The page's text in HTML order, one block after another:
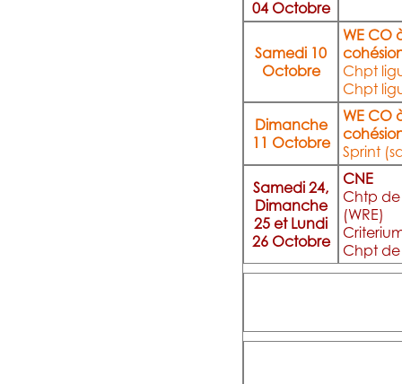
04 Octobre
Samedi 10
Octobre
WE CO
Chpt
Chpt
Dimanche
11 Octobre
WE CO
Sprint
Samedi 24,
Dimanche
25 et Lundi
26 Octobre
CNE
Chtp de
(WRE)
Chpt